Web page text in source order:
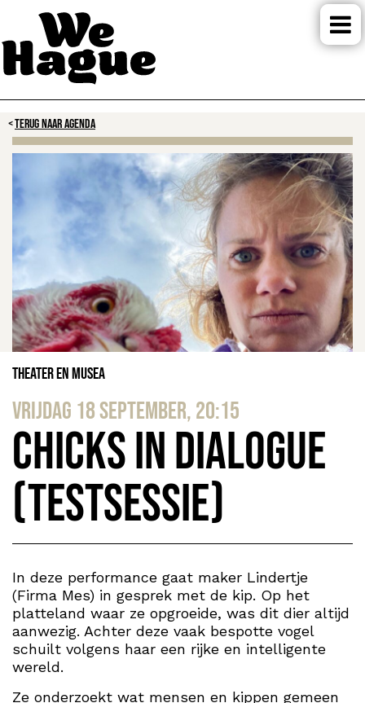
TERUG NAAR AGENDA
Theater en Musea
vrijdag 18 september, 20:15
Chicks in Dialogue
(testsessie)
In deze performance gaat maker Lindertje
(Firma Mes) in gesprek met de kip. Op het
platteland waar ze opgroeide, was dit dier altijd
aanwezig. Achter deze vaak bespotte vogel
schuilt volgens haar een rijke en intelligente
wereld.
Ze onderzoekt wat mensen en kippen gemeen